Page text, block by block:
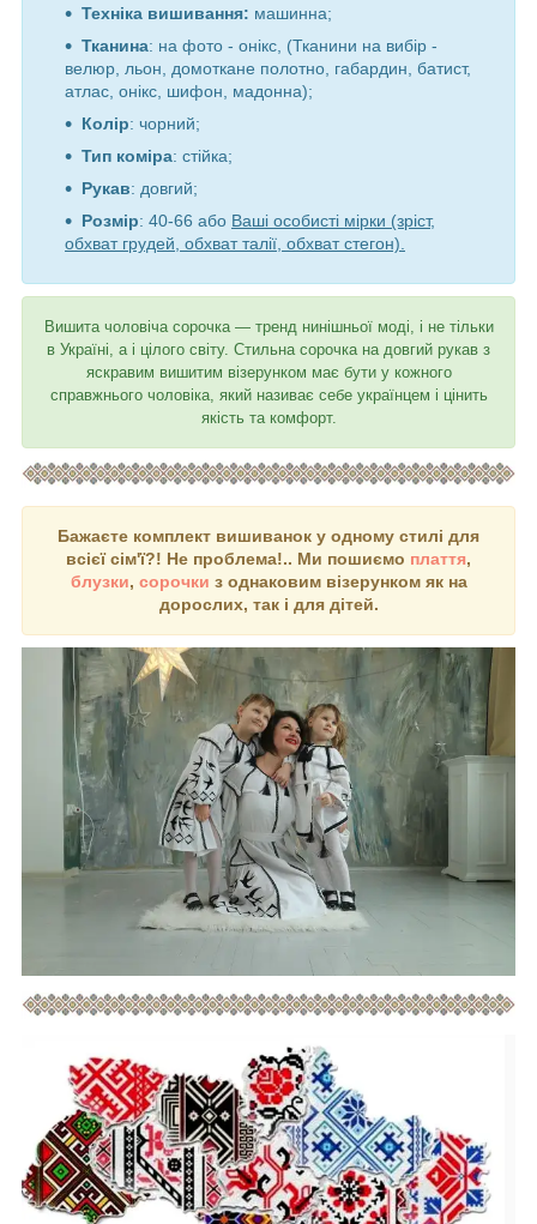
Техніка вишивання: машинна;
Тканина: на фото - онікс, (Тканини на вибір -
велюр, льон, домоткане полотно, габардин, батист,
атлас, онікс, шифон, мадонна);
Колір: чорний;
Тип коміра: стійка;
Рукав: довгий;
Розмір: 40-66 або Ваші особисті мірки (зріст,
обхват грудей, обхват талії, обхват стегон).
Вишита чоловіча сорочка ― тренд нинішньої моді, і не тільки
в Україні, а і цілого світу. Стильна сорочка на довгий рукав з
яскравим вишитим візерунком має бути у кожного
справжнього чоловіка, який називає себе українцем і цінить
якість та комфорт.
Бажаєте комплект вишиванок у одному стилі для
всієї сім'ї?! Не проблема!.. Ми пошиємо плаття,
блузки, сорочки з однаковим візерунком як на
дорослих, так і для дітей.